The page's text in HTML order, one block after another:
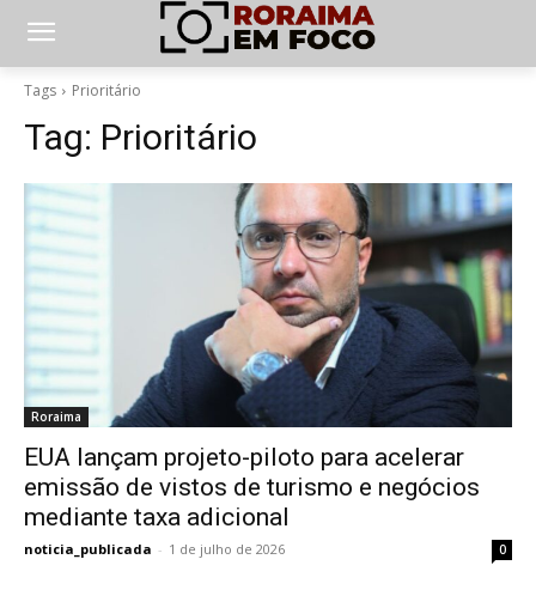
Tags Prioritário
Tag: Prioritário
Roraima
EUA lançam projeto-piloto para acelerar
emissão de vistos de turismo e negócios
mediante taxa adicional
noticia_publicada - 1 de julho de 2026 0